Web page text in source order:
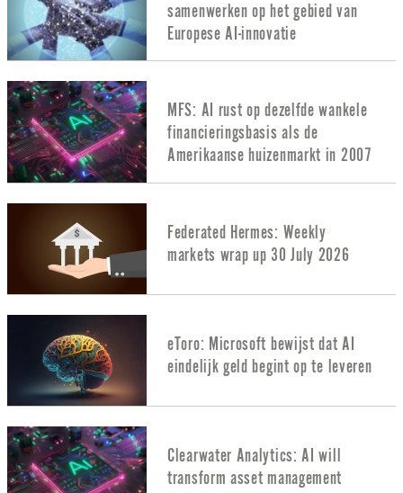
samenwerken op het gebied van
Europese AI-innovatie
MFS: AI rust op dezelfde wankele
financieringsbasis als de
Amerikaanse huizenmarkt in 2007
Federated Hermes: Weekly
markets wrap up 30 July 2026
eToro: Microsoft bewijst dat AI
eindelijk geld begint op te leveren
Clearwater Analytics: AI will
transform asset management